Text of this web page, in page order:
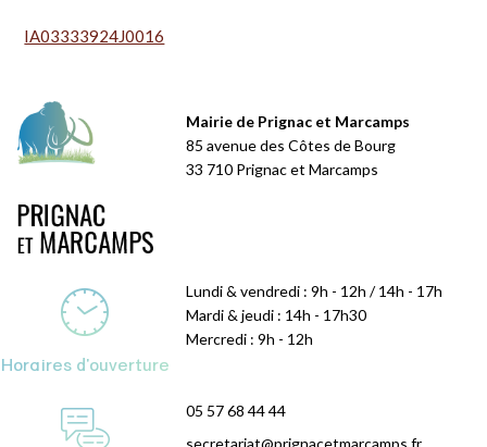
IA03333924J0016
Mairie de Prignac et Marcamps
85 avenue des Côtes de Bourg
33 710 Prignac et Marcamps
Horaires d'ouverture
Lundi & vendredi : 9h - 12h / 14h - 17h
Mardi & jeudi : 14h - 17h30
Mercredi : 9h - 12h
05 57 68 44 44